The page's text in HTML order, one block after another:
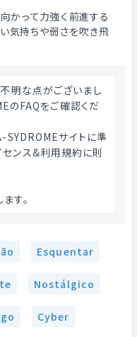
かって力強く前進する
気持ちや弱さを吹き飛
のFAQをご確認くだ
SYDROMEサイトに準
センス&利用規約に則
す。
Esquentar
Nostálgico
Cyber